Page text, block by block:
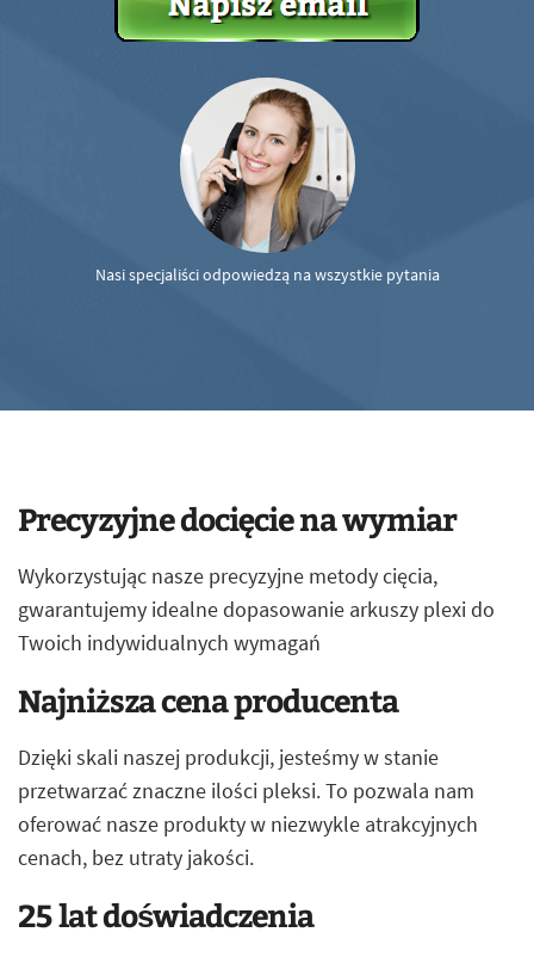
Nasi specjaliści odpowiedzą na wszystkie pytania
Precyzyjne docięcie na wymiar
Wykorzystując nasze precyzyjne metody cięcia,
gwarantujemy idealne dopasowanie arkuszy plexi do
Twoich indywidualnych wymagań
Najniższa cena producenta
Dzięki skali naszej produkcji, jesteśmy w stanie
przetwarzać znaczne ilości pleksi. To pozwala nam
oferować nasze produkty w niezwykle atrakcyjnych
cenach, bez utraty jakości.
25 lat doświadczenia